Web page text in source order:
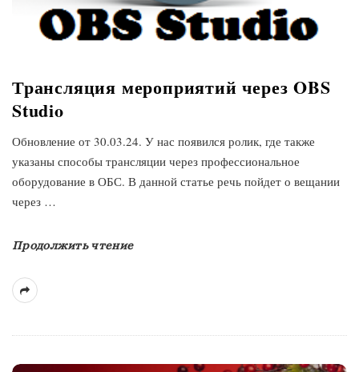
Трансляция мероприятий через OBS
Studio
Обновление от 30.03.24. У нас появился ролик, где также
указаны способы трансляции через профессиональное
оборудование в ОБС. В данной статье речь пойдет о вещании
через …
Продолжить чтение